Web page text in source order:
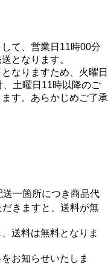
て、営業日11時00分
となります。
なりますため、火曜日
土曜日11時以降のご
す。あらかじめご了承
一箇所につき商品代
きますと、送料が無
送料は無料となりま
お知らせいたしま